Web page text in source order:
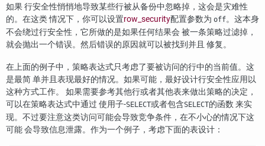
如果 行安全性悄悄地导致某些行被从备份中忽略掉，这会是灾难性
的。在这类 情况下，你可以设置row_security配置参数为 off。这本身
不会绕过行安全性，它所做的是如果任何结果会 被一条策略过滤掉，
就会抛出一个错误。然后错误的原因就可以被找到并且 修复。
在上面的例子中，策略表达式只考虑了要被访问的行中的当前值。这
是最简 单并且表现最好的情况。如果可能，最好设计行安全性应用以
这种方式工作。 如果需要参考其他行或者其他表来做出策略的决定，
可以在策略表达式中通过 使用子-SELECT或者包含SELECT的函数 来实
现。不过要注意这类访问可能会导致竞争条件，在不小心的情况下这
可能 会导致信息泄露。作为一个例子，考虑下面的表设计：